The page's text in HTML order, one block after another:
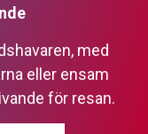
med
eller ensam
för resan.